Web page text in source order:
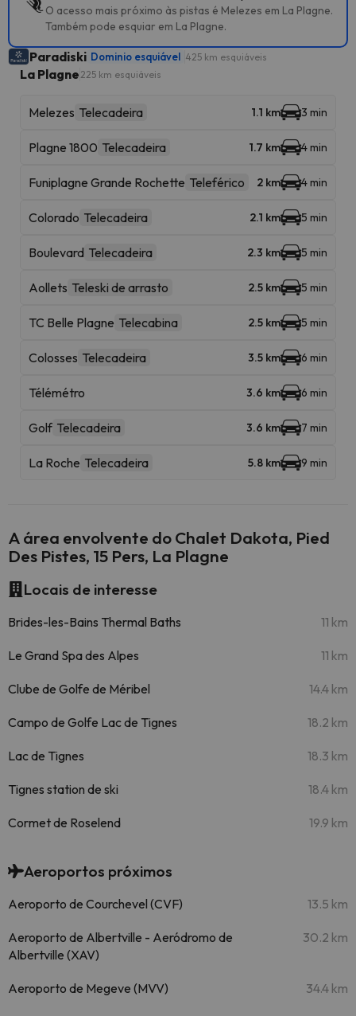
O acesso mais próximo às pistas é Melezes em La Plagne.
Também pode esquiar em La Plagne.
Paradiski Dominio esquiável 425 km esquiáveis
La Plagne 225 km esquiáveis
Melezes Telecadeira 1.1 km 3 min
Plagne 1800 Telecadeira 1.7 km 4 min
Funiplagne Grande Rochette Teleférico 2 km 4 min
Colorado Telecadeira 2.1 km 5 min
Boulevard Telecadeira 2.3 km 5 min
Aollets Teleski de arrasto 2.5 km 5 min
TC Belle Plagne Telecabina 2.5 km 5 min
Colosses Telecadeira 3.5 km 6 min
Télémétro 3.6 km 6 min
Golf Telecadeira 3.6 km 7 min
La Roche Telecadeira 5.8 km 9 min
A área envolvente do Chalet Dakota, Pied
Des Pistes, 15 Pers, La Plagne
Locais de interesse
Brides-les-Bains Thermal Baths 11 km
Le Grand Spa des Alpes 11 km
Clube de Golfe de Méribel 14.4 km
Campo de Golfe Lac de Tignes 18.2 km
Lac de Tignes 18.3 km
Tignes station de ski 18.4 km
Cormet de Roselend 19.9 km
Aeroportos próximos
Aeroporto de Courchevel (CVF) 13.5 km
Aeroporto de Albertville - Aeródromo de
Albertville (XAV)
30.2 km
Aeroporto de Megeve (MVV) 34.4 km